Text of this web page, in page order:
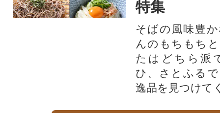
特集
そばの風味豊
んのもちもち
たはどちら派
ひ、さとふる
逸品を見つけて